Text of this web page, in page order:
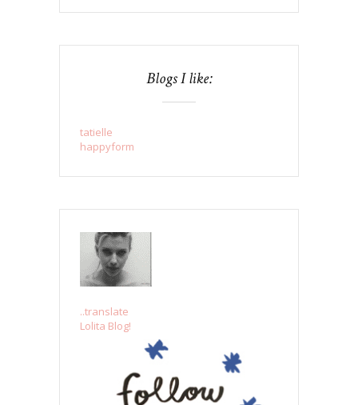
Blogs I like:
tatielle
happyform
..translate
Lolita Blog!